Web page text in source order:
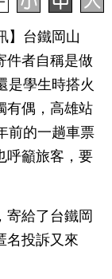
】台鐵岡山
件者自稱是做
是學生時搭火
有偶，高雄站
前的一趟車票
呼籲旅客，要
寄給了台鐵岡
名投訴又來